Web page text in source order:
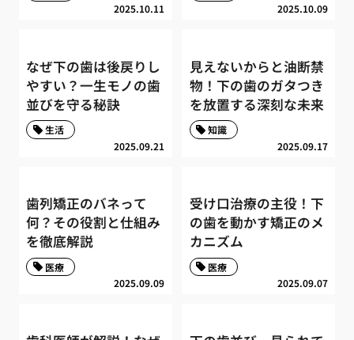
2025.10.11 2025.10.09
なぜ下の歯は後戻りし
やすい？一生モノの歯
並びを守る秘訣
2025.09.21
生活
見えないからと油断禁
物！下の歯のガタつき
を放置する深刻な未来
2025.09.17
知識
歯列矯正のバネって
何？その役割と仕組み
を徹底解説
2025.09.09
医療
受け口治療の主役！下
の歯を動かす矯正のメ
カニズム
2025.09.07
医療